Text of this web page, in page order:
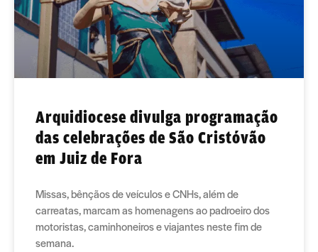
Arquidiocese divulga programação
das celebrações de São Cristóvão
em Juiz de Fora
Missas, bênçãos de veículos e CNHs, além de
carreatas, marcam as homenagens ao padroeiro dos
motoristas, caminhoneiros e viajantes neste fim de
semana.